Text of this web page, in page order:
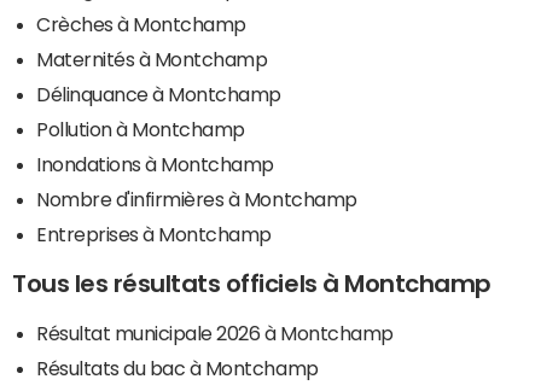
Crèches à Montchamp
Maternités à Montchamp
Délinquance à Montchamp
Pollution à Montchamp
Inondations à Montchamp
Nombre d'infirmières à Montchamp
Entreprises à Montchamp
Tous les résultats officiels à Montchamp
Résultat municipale 2026 à Montchamp
Résultats du bac à Montchamp